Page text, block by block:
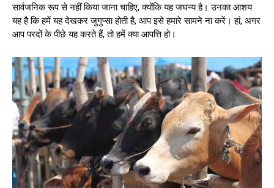
सार्वजनिक रूप से नहीं किया जाना चाहिए, क्योंकि यह जघन्य है। उनका आशय
यह है कि हमें यह देखकर जुगुप्सा होती है, आप इसे हमारे सामने ना करें। हां, अगर
आप परदों के पीछे यह करते हैं, तो हमें क्या आपत्त‍ि हो।